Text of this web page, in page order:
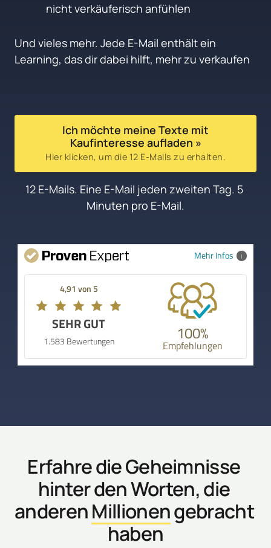
nicht verkäuferisch anfühlen
Und vieles mehr. Jede E-Mail enthält ein
Learning, das dir dabei hilft, mehr zu verkaufen
Ich möchte meine Texte mit
Kaufinteresse aufladen »
Hier klicken, um die 12 E-Mails zu erhalten.
12 E-Mails. Eine E-Mail jeden zweiten Tag. 5
Minuten pro E-Mail.
Mehr Infos
4,91 von 5
SEHR GUT
1.583 Bewertungen 100%
Empfehlungen
Erfahre die Geheimnisse
hinter den Worten, die
anderen Millionen gebracht
haben